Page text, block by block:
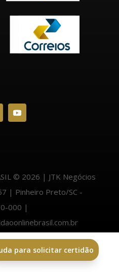
© 2026 | JTK Negócios
| Pinheiro Preto/SC -
000 |
para solicitar certidão